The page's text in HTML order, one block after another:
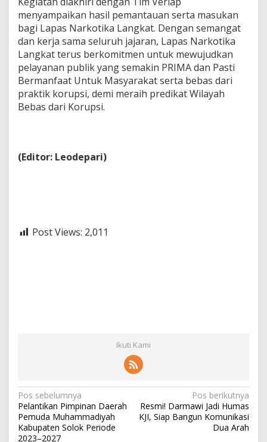
menyampaikan hasil pemantauan serta masukan
bagi Lapas Narkotika Langkat. Dengan semangat
dan kerja sama seluruh jajaran, Lapas Narkotika
Langkat terus berkomitmen untuk mewujudkan
pelayanan publik yang semakin PRIMA dan Pasti
Bermanfaat Untuk Masyarakat serta bebas dari
praktik korupsi, demi meraih predikat Wilayah
Bebas dari Korupsi.
(Editor: Leodepari)
Post Views: 2,011
Ikuti Kami
N
a
v
Pos sebelumnya
Pelantikan Pimpinan Daerah
Pemuda Muhammadiyah
Kabupaten Solok Periode
2023–2027
Pos berikutnya
Resmi! Darmawi Jadi Humas
KJI, Siap Bangun Komunikasi
Dua Arah